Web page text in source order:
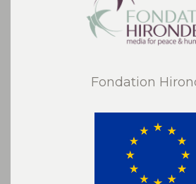
Fondation